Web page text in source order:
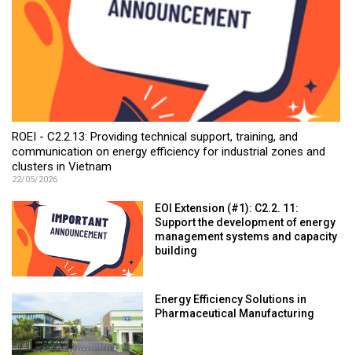
ROEI - C2.2.13: Providing technical support, training, and
communication on energy efficiency for industrial zones and
clusters in Vietnam
22/05/2026
EOI Extension (#1): C2.2. 11:
Support the development of energy
management systems and capacity
building
Energy Efficiency Solutions in
Pharmaceutical Manufacturing